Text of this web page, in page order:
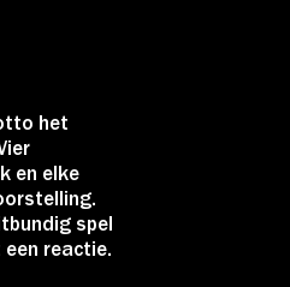
het
en elke
spel
reactie.